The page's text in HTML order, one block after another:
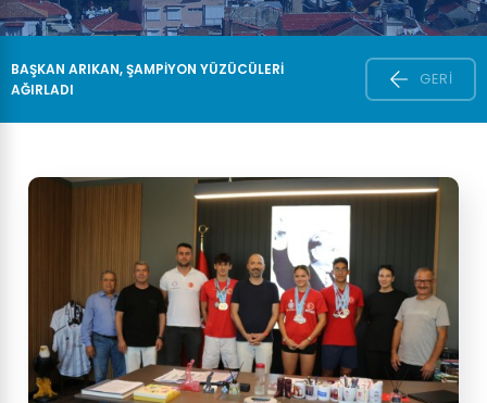
BAŞKAN ARIKAN, ŞAMPIYON YÜZÜCÜLERI
AĞIRLADI
GERI